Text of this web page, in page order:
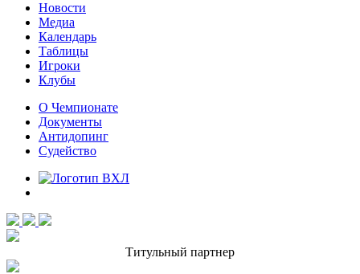
Новости
Медиа
Календарь
Таблицы
Игроки
Клубы
О Чемпионате
Документы
Антидопинг
Судейство
Титульный партнер